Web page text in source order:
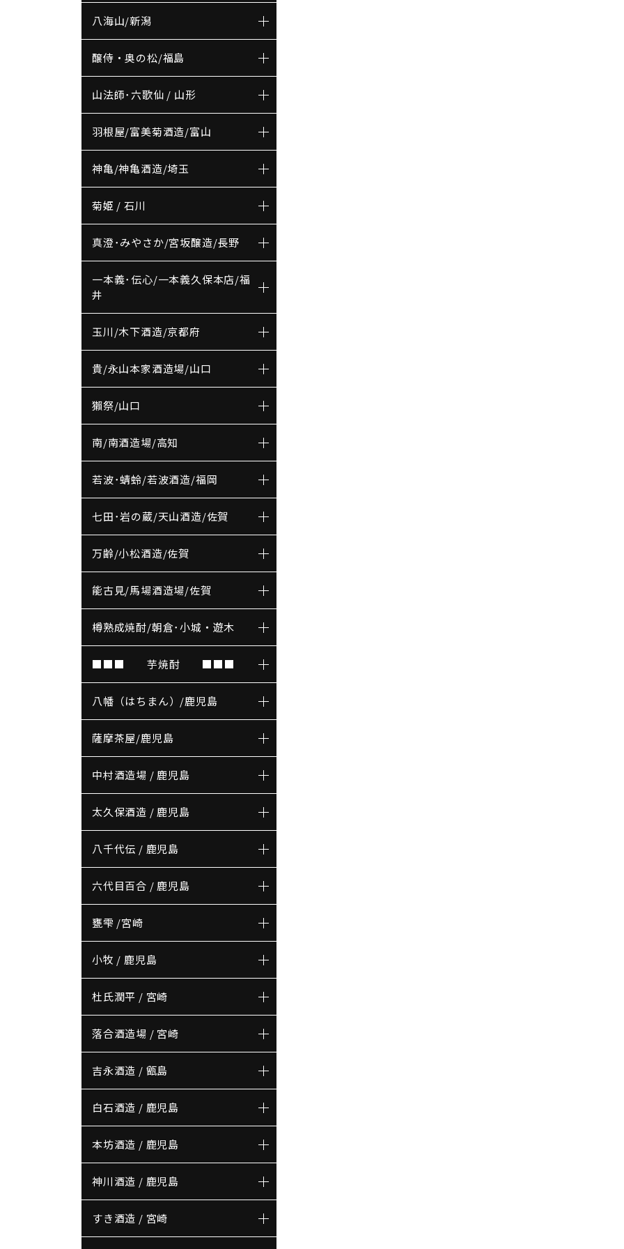
八海山/新潟
醸侍・奥の松/福島
山法師･六歌仙 / 山形
羽根屋/富美菊酒造/富山
神亀/神亀酒造/埼玉
菊姫 / 石川
真澄･みやさか/宮坂醸造/長野
一本義･伝心/一本義久保本店/福
井
玉川/木下酒造/京都府
貴/永山本家酒造場/山口
獺祭/山口
南/南酒造場/高知
若波･蜻蛉/若波酒造/福岡
七田･岩の蔵/天山酒造/佐賀
万齢/小松酒造/佐賀
能古見/馬場酒造場/佐賀
樽熟成焼酎/朝倉･小城・遊木
■■■ 芋焼酎 ■■■
八幡（はちまん）/鹿児島
薩摩茶屋/鹿児島
中村酒造場 / 鹿児島
太久保酒造 / 鹿児島
八千代伝 / 鹿児島
六代目百合 / 鹿児島
甕雫 /宮崎
小牧 / 鹿児島
杜氏潤平 / 宮崎
落合酒造場 / 宮崎
吉永酒造 / 甑島
白石酒造 / 鹿児島
本坊酒造 / 鹿児島
神川酒造 / 鹿児島
すき酒造 / 宮崎